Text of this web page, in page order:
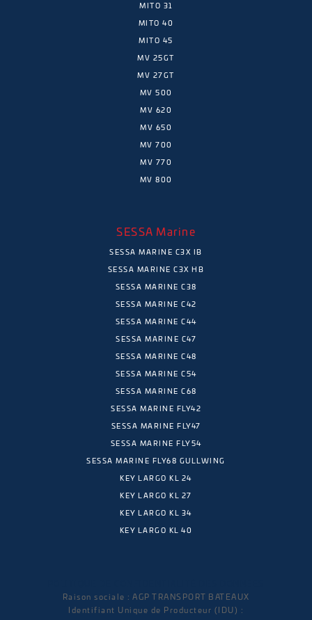
MITO 31
MITO 40
MITO 45
MV 25GT
MV 27GT
MV 500
MV 620
MV 650
MV 700
MV 770
MV 800
SESSA Marine
SESSA MARINE C3X IB
SESSA MARINE C3X HB
SESSA MARINE C38
SESSA MARINE C42
SESSA MARINE C44
SESSA MARINE C47
SESSA MARINE C48
SESSA MARINE C54
SESSA MARINE C68
SESSA MARINE FLY42
SESSA MARINE FLY47
SESSA MARINE FLY54
SESSA MARINE FLY68 GULLWING
KEY LARGO KL 24
KEY LARGO KL 27
KEY LARGO KL 34
KEY LARGO KL 40
Raison sociale : AGP TRANSPORT BATEAUX
Identifiant Unique de Producteur (IDU) :